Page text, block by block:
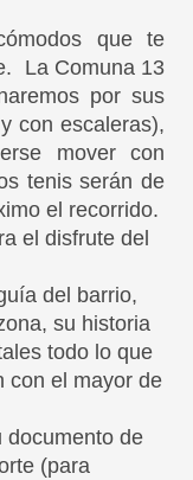
que te
La Comuna 13
por sus
con escaleras),
mover con
tenis serán de
el recorrido.
el disfrute del
del barrio,
su historia
todo lo que
con el mayor de
documento de
(para